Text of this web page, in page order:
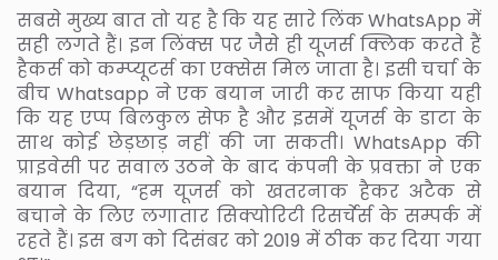
सबसे मुख्य बात तो यह है कि यह सारे लिंक WhatsApp में
सही लगते हैं। इन लिंक्स पर जैसे ही यूजर्स क्लिक करते हैं
हैकर्स को कम्प्यूटर्स का एक्सेस मिल जाता है। इसी चर्चा के
बीच Whatsapp ने एक बयान जारी कर साफ किया यही
कि यह एप्प बिलकुल सेफ है और इसमें यूजर्स के डाटा के
साथ कोई छेड़छाड़ नहीं की जा सकती। WhatsApp की
प्राइवेसी पर सवाल उठने के बाद कंपनी के प्रवक्ता ने एक
बयान दिया, “हम यूजर्स को खतरनाक हैकर अटैक से
बचाने के लिए लगातार सिक्योरिटी रिसर्चेर्स के सम्पर्क में
रहते हैं। इस बग को दिसंबर को 2019 में ठीक कर दिया गया